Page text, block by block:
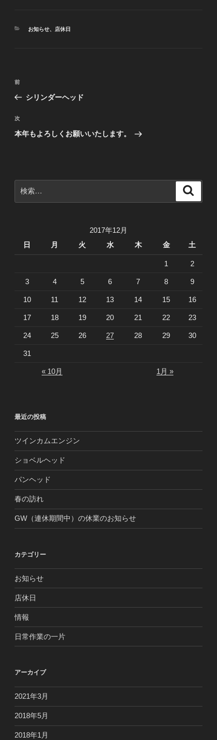
カ
お知らせ、 店休日
投
ビ
ゲ
ン
前
の
稿
前
シリンダーヘッド
次
の
次
本年もよろしくお願いいたします。
索:
2017年12月
日
月 火 水 木 金 土
1 2
3 4 5 6 7 8 9
10 11 12 13 14 15 16
17 18 19 20 21 22 23
24 25 26 27 28 29 30
31
« 10月 1月 »
最近の投稿
ツインカムエンジン
ショベルヘッド
パンヘッド
春の訪れ
GW（連休期間中）の休業のお知らせ
カテゴリー
お知らせ
店休日
情報
日常作業の一片
アーカイブ
2021年3月
2018年5月
2018年1月